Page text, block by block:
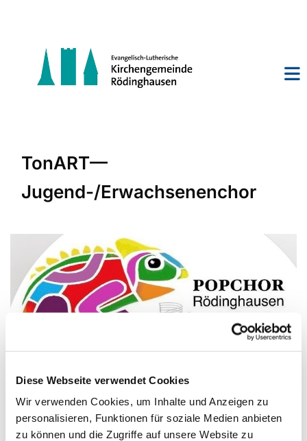
Diese Webseite verwendet Cookies
Wir verwenden Cookies, um Inhalte und Anzeigen zu
personalisieren, Funktionen für soziale Medien anbieten
zu können und die Zugriffe auf unsere Website zu
TonART—
Jugend-/Erwachsenenchor